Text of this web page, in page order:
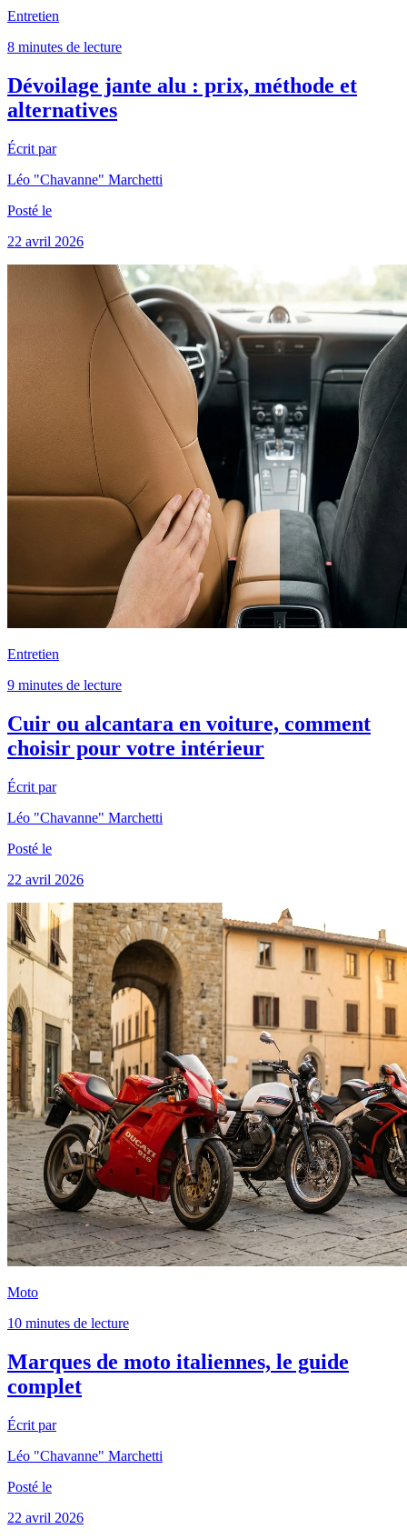
Entretien
8 minutes de lecture
Dévoilage jante alu : prix, méthode et
alternatives
Écrit par
Léo "Chavanne" Marchetti
Posté le
22 avril 2026
Entretien
9 minutes de lecture
Cuir ou alcantara en voiture, comment
choisir pour votre intérieur
Écrit par
Léo "Chavanne" Marchetti
Posté le
22 avril 2026
Moto
10 minutes de lecture
Marques de moto italiennes, le guide
complet
Écrit par
Léo "Chavanne" Marchetti
Posté le
22 avril 2026